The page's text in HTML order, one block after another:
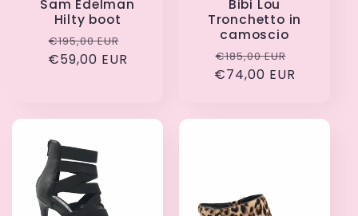
Sam Edelman
Hilty boot
Prezzo
di
€195,00 EUR
€59,00 EUR
Bibi Lou
Tronchetto in
camoscio
Prezzo
di
€185,00 EUR
scontato
€74,00 EUR